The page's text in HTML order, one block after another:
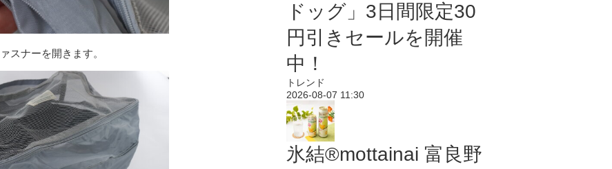
スナーを開きます。
ドッグ」3日間限定30
円引きセールを開催
中！
トレンド
2026-08-07 11:30
氷結®mottainai 富良野